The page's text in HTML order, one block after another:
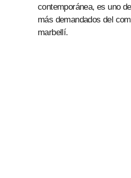
contemporánea, es uno
más demandados del
marbellí.